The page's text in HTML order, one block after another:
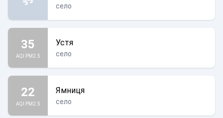
село
35
AQI PM2.5
Устя
село
22
AQI PM2.5
Ямниця
село